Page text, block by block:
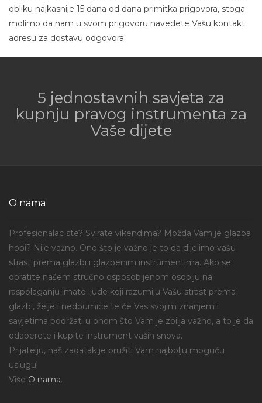
obliku najkasnije 15 dana od dana primitka prigovora, stoga
molimo da nam u svom prigovoru navedete Vašu kontakt
adresu za dostavu odgovora.
5 jednostavnih savjeta za
kupnju pravog instrumenta za
Vaše dijete
O nama
Profesionalac ste? Svirate vikendima? Možda Vam je glazba
hobi? Nije važno. Ono što je važno je to da dijelimo vašu
strast prema glazbi i glazbenim instrumentima. Ako se
obratite našem stručno osposobljenom osoblju na
raspolaganju imate ljude koji razumiju Vašu strast prema
glazbi, želje i nedoumice te će Vas svojim znanjem i
savjetima podržati u onom što Vam je zbilja važno, a to je da
odaberete i kupite instrument vaših snova.
Prijatelju, naš zadatak je pružiti Vam najbolju moguću
uslugu!
Više O nama.